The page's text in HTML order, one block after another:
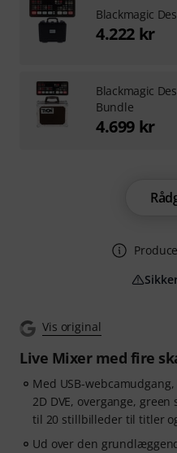
Vis original
Live Mixer med fire
Med USB-
2D DVE, overgange,
til 20 stillbilleder til titler
Ud over den
Blackmagic
4.222 kr
Blackmagic
Bundle
4.699 kr